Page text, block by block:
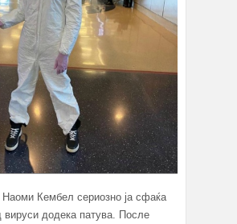
Наоми Кембел сериозно ја сфаќа
вируси додека патува. После